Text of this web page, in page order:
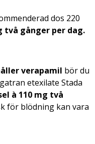
dos 220
två gånger per dag.
verapamil bör du
etexilate Stada
à 110 mg två
för blödning kan vara